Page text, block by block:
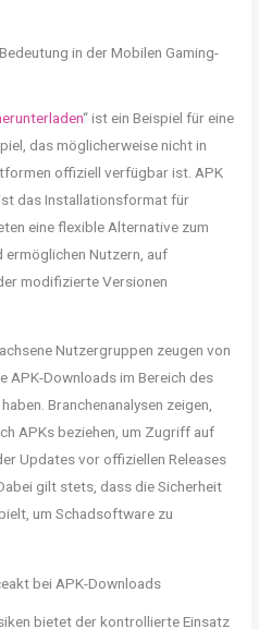
in der Mobilen Gaming-
“ ist ein Beispiel für eine
das möglicherweise nicht in
offiziell verfügbar ist. APK
das Installationsformat für
eine flexible Alternative zum
ermöglichen Nutzern, auf
modifizierte Versionen
Nutzergruppen zeugen von
APK-Downloads im Bereich des
Branchenanalysen zeigen,
APKs beziehen, um Zugriff auf
Updates vor offiziellen Releases
gilt stets, dass die Sicherheit
um Schadsoftware zu
bei APK-Downloads
bietet der kontrollierte Einsatz